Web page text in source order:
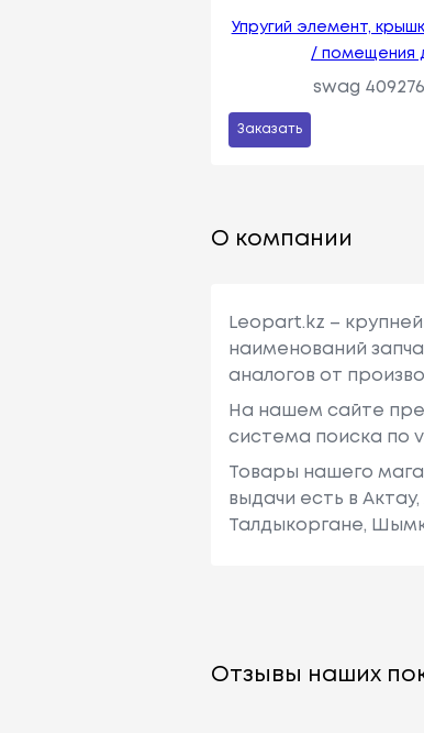
Упругий элемент,
/ помещения
swag
Заказать
О компании
Leopart.kz –
наименований
аналогов от
На нашем сайте
система поиска по
Товары нашего
выдачи есть в
Талдыкоргане,
Отзывы наших